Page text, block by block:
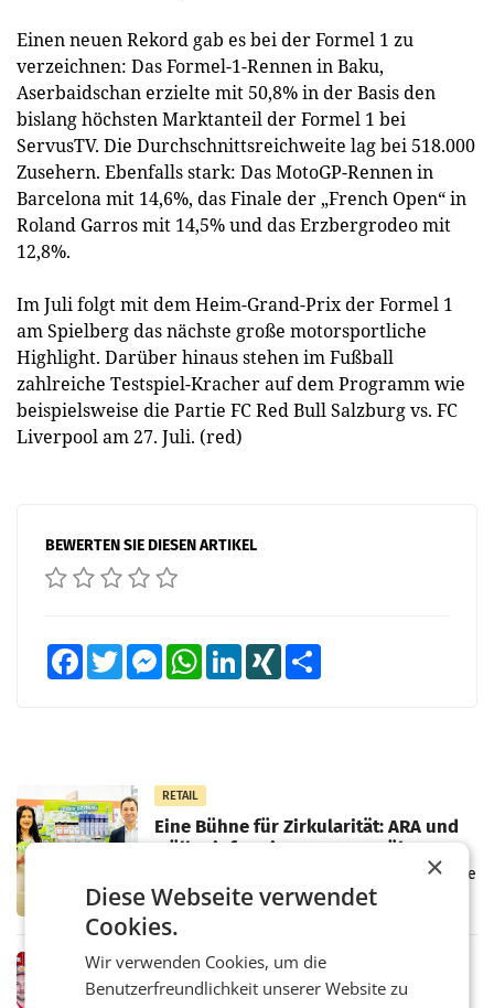
Einen neuen Rekord gab es bei der Formel 1 zu
verzeichnen: Das Formel-1-Rennen in Baku,
Aserbaidschan erzielte mit 50,8% in der Basis den
bislang höchsten Marktanteil der Formel 1 bei
ServusTV. Die Durchschnittsreichweite lag bei 518.000
Zusehern. Ebenfalls stark: Das MotoGP-Rennen in
Barcelona mit 14,6%, das Finale der „French Open“ in
Roland Garros mit 14,5% und das Erzbergrodeo mit
12,8%.
Im Juli folgt mit dem Heim-Grand-Prix der Formel 1
am Spielberg das nächste große motorsportliche
Highlight. Darüber hinaus stehen im Fußball
zahlreiche Testspiel-Kracher auf dem Programm wie
beispielsweise die Partie FC Red Bull Salzburg vs. FC
Liverpool am 27. Juli. (red)
BEWERTEN SIE DIESEN ARTIKEL
FacebookTwitter MessengerWhatsAppLinkedInXING
RETAIL
Eine Bühne für Zirkularität: ARA und
Müller informieren am POS über
Über den gesamten August hinweg rücken die
Altstoff Recycling Austria AG (ARA) und der
„Kreislauf-Helden“ in allen österreichischen
Müller-Filialen
RETAIL
Penny modernisiert zwei Filialen in
×
Diese Webseite verwendet
Cookies.
Wir verwenden Cookies, um die
Benutzerfreundlichkeit unserer Website zu